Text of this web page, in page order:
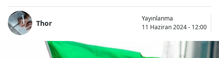
Thor
Yayınlanma
11 Haziran 2024 - 12:00